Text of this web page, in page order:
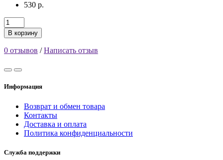
530 р.
В корзину
0 отзывов /Написать отзыв
Информация
Возврат и обмен товара
Контакты
Доставка и оплата
Политика конфиденциальности
Служба поддержки